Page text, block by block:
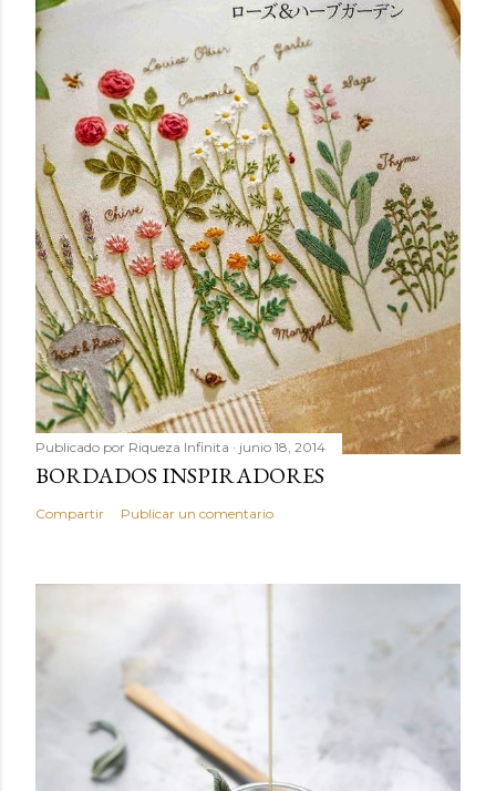
Publicado por Riqueza Infinita junio 18, 2014
BORDADOS INSPIRADORES
Compartir Publicar un comentario